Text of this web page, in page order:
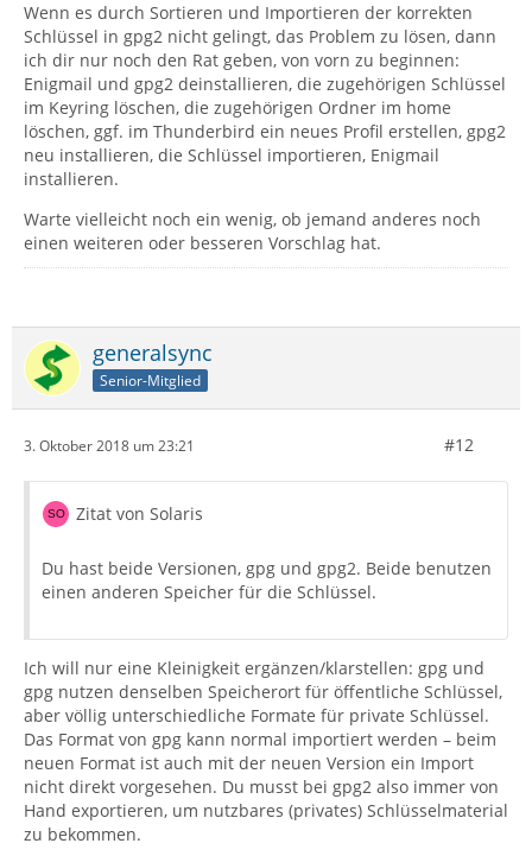
Wenn es durch Sortieren und Importieren der korrekten
Schlüssel in gpg2 nicht gelingt, das Problem zu lösen, dann
ich dir nur noch den Rat geben, von vorn zu beginnen:
Enigmail und gpg2 deinstallieren, die zugehörigen Schlüssel
im Keyring löschen, die zugehörigen Ordner im home
löschen, ggf. im Thunderbird ein neues Profil erstellen, gpg2
neu installieren, die Schlüssel importieren, Enigmail
installieren.
Warte vielleicht noch ein wenig, ob jemand anderes noch
einen weiteren oder besseren Vorschlag hat.
generalsync
Senior-Mitglied
3. Oktober 2018 um 23:21 #12
Zitat von Solaris
Du hast beide Versionen, gpg und gpg2. Beide benutzen
einen anderen Speicher für die Schlüssel.
Ich will nur eine Kleinigkeit ergänzen/klarstellen: gpg und
gpg nutzen denselben Speicherort für öffentliche Schlüssel,
aber völlig unterschiedliche Formate für private Schlüssel.
Das Format von gpg kann normal importiert werden – beim
neuen Format ist auch mit der neuen Version ein Import
nicht direkt vorgesehen. Du musst bei gpg2 also immer von
Hand exportieren, um nutzbares (privates) Schlüsselmaterial
zu bekommen.